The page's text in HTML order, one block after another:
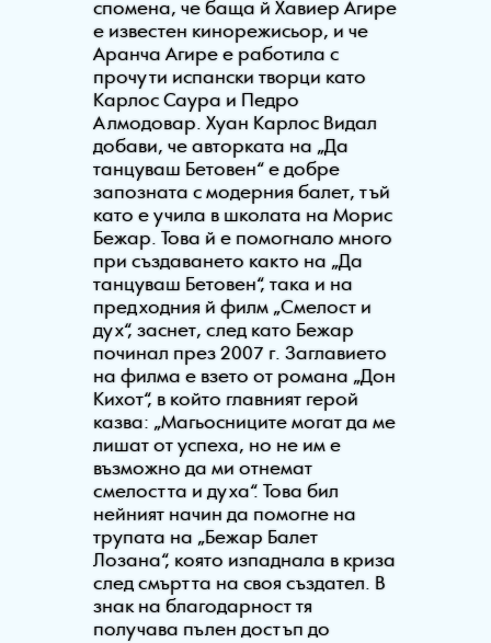
спомена, че баща й Хавиер Агире
е известен кинорежисьор, и че
Аранча Агире е работила с
прочути испански творци като
Карлос Саура и Педро
Алмодовар. Хуан Карлос Видал
добави, че авторката на „Да
танцуваш Бетовен“ е добре
запозната с модерния балет, тъй
като е учила в школата на Морис
Бежар. Това й е помогнало много
при създаването както на „Да
танцуваш Бетовен“, така и на
предходния й филм „Смелост и
дух“, заснет, след като Бежар
починал през 2007 г. Заглавието
на филма е взето от романа „Дон
Кихот“, в който главният герой
казва: „Магьосниците могат да ме
лишат от успеха, но не им е
възможно да ми отнемат
смелостта и духа“. Това бил
нейният начин да помогне на
трупата на „Бежар Балет
Лозана“, която изпаднала в криза
след смъртта на своя създател. В
знак на благодарност тя
получава пълен достъп до